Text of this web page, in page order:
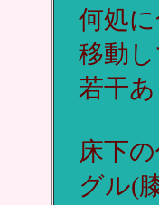
何処
移動
若干あ
床下
グル(